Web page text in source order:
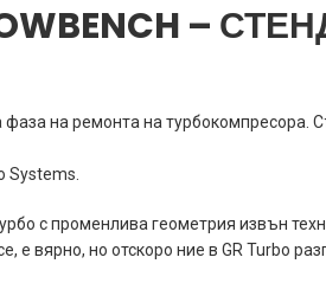
–
на ремонта на
Systems.
с променлива геометрия извън
е вярно, но отскоро ние в GR Turbo